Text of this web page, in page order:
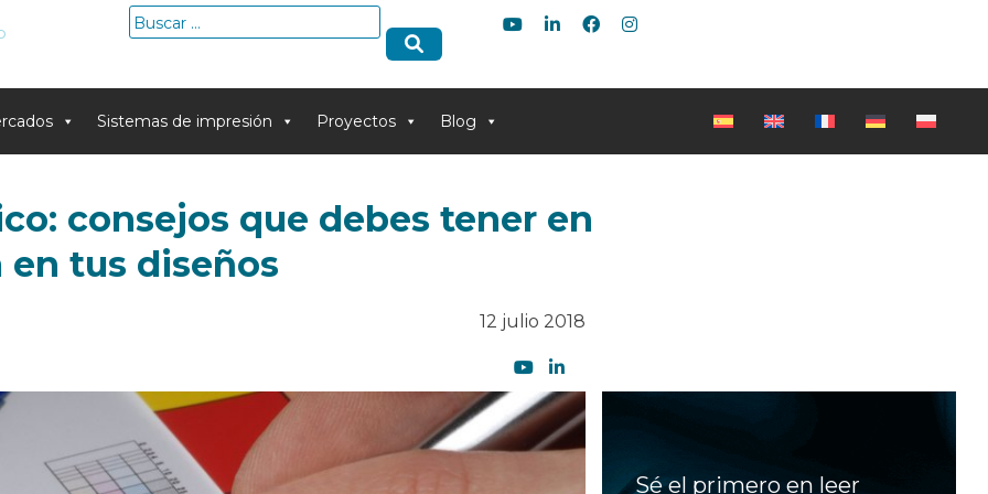
Buscar:
Sistemas de impresión Proyectos Blog
consejos que debes tener en
en tus diseños
12 julio 2018
Sé el primero en leer